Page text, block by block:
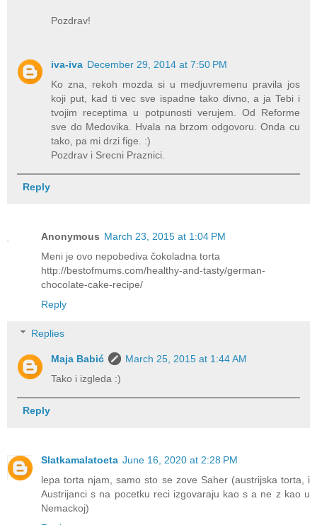
Pozdrav!
iva-iva December 29, 2014 at 7:50 PM
Ko zna, rekoh mozda si u medjuvremenu pravila jos
koji put, kad ti vec sve ispadne tako divno, a ja Tebi i
tvojim receptima u potpunosti verujem. Od Reforme
sve do Medovika. Hvala na brzom odgovoru. Onda cu
tako, pa mi drzi fige. :)
Pozdrav i Srecni Praznici.
Reply
Anonymous March 23, 2015 at 1:04 PM
Meni je ovo nepobediva čokoladna torta
http://bestofmums.com/healthy-and-tasty/german-
chocolate-cake-recipe/
Reply
Replies
Maja Babić
March 25, 2015 at 1:44 AM
Tako i izgleda :)
Reply
Slatkamalatoeta June 16, 2020 at 2:28 PM
lepa torta njam, samo sto se zove Saher (austrijska torta, i
Austrijanci s na pocetku reci izgovaraju kao s a ne z kao u
Nemackoj)